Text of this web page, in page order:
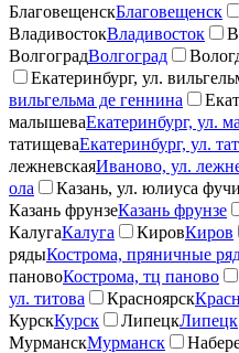
БлаговещенскБлаговещенск
ВладивостокВладивосток
ВолгоградВолгоград
Екатеринбург, ул.
вильгельма де геннина
малышеваЕкатеринбург, ул.
татищеваЕкатеринбург, ул.
лежневскаяИваново, ул.
ола
Казань, ул. юлиуса
Казань фрунзеКазань фрунзе
КалугаКалуга КировКиров
рядыКострома, пряничные
пановоКострома, тц паново
ул. титова
Красноярск
КурскКурск ЛипецкЛипецк
МурманскМурманск